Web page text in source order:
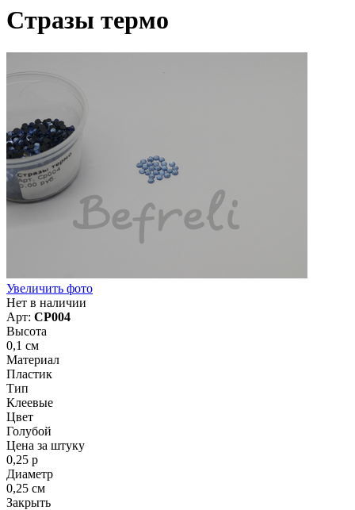
Стразы термо
Увеличить фото
Нет в наличии
Арт: СР004
Высота
0,1 см
Материал
Пластик
Тип
Клеевые
Цвет
Голубой
Цена за штуку
0,25 р
Диаметр
0,25 см
Закрыть